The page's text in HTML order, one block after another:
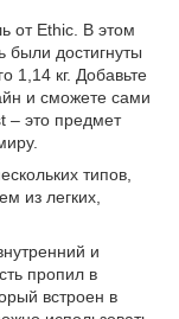
от Ethic. В этом
были достигнуты
1,14 кг. Добавьте
и сможете сами
– это предмет
типов,
из легких,
и
пропил в
встроен в